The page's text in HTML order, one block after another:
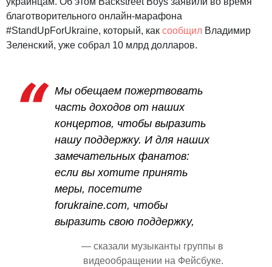
благотворительного онлайн-марафона
#StandUpForUkraine, который, как сообщил Владимир
Зеленский, уже собрал 10 млрд долларов.
Мы обещаем пожертвовать
часть доходов от наших
концертов, чтобы выразить
нашу поддержку. И для наших
замечательных фанатов:
если вы хотите принять
меры, посетите
forukraine.com, чтобы
выразить свою поддержку,
— сказали музыканты группы в
видеообращении на Фейсбуке.